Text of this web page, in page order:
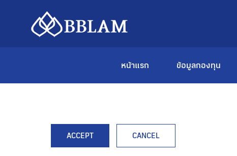
หน้าแรก ข้อมูลกองทุน
ACCEPT CANCEL